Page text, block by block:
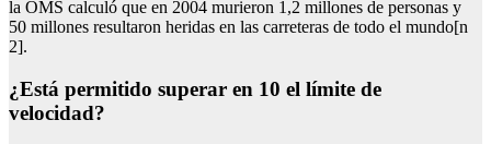
la OMS calculó que en 2004 murieron 1,2 millones de personas y
50 millones resultaron heridas en las carreteras de todo el mundo[n
2].
¿está permitido superar en 10 el límite de
velocidad?